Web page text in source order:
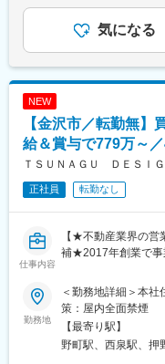
ることが高年収の理
時短勤務でも評価
■時短勤務×営業でも
たれがちですが、
ます。勤務時間に制
基準も明確です。時
される環境が整って
■入社後のミッション
いきなりやってきた
その土地への想い
とが大切なお仕事で
変更の範囲：会社の
・工事工程やスケジ
・各種調査や検査
・品質管理、安全
LIXIL製品を中心と
事、設備更新など幅
金沢市・または七
■業務の魅力：
得られる環境です。
感を味わえます。
■教育体制：
補足＞その他固定
間外労働の有無に
は、技能・経験や職
定）。超過分は別途
であり、選考を通じ
気になる
NEW
【金沢市／転勤無
給＆賞与で779万～
ＴＳＵＮＡＧＵ ＤＥＳＩ
正社員 転勤なし
仕事内容
【★不動産業界の営
補★2017年創業で事
9.7億円】
金沢市を中心に不
関わる幅広いサー
せします！
勤務地
＜勤務地詳細＞本
策：屋内全面禁煙
【最寄り駅】
野町駅、西泉駅、押